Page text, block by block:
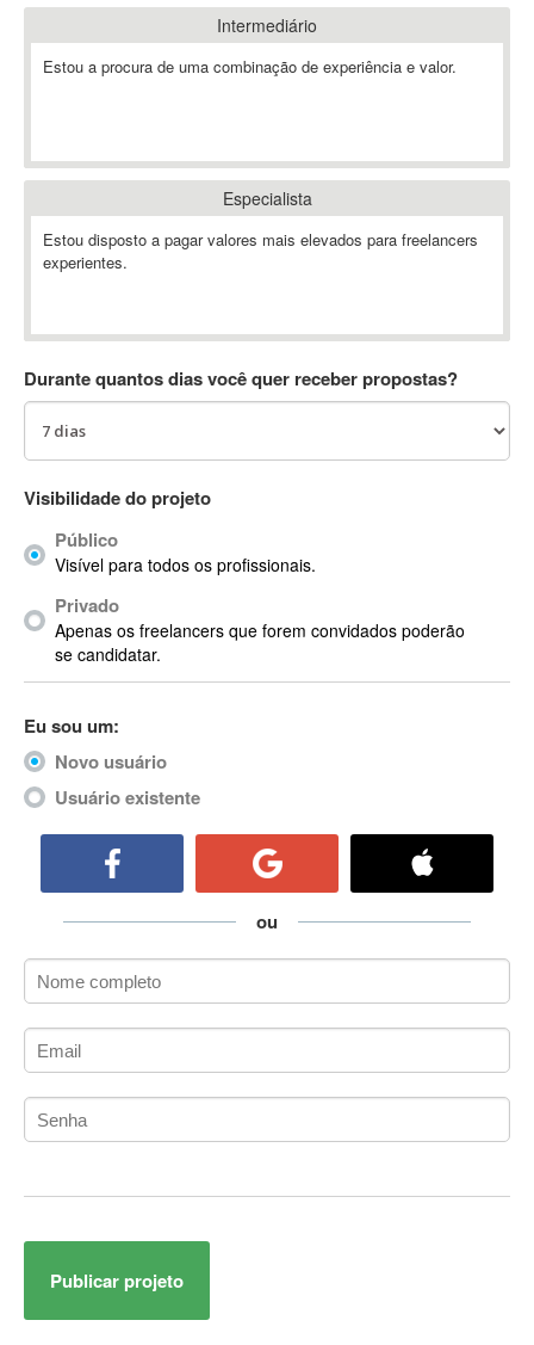
ABBYY FineReader
Ableton Live
Abstract
Abstract Window Toolkit (AWT)
AC Drives
ACARS
AccountMate
Acrobat
Acrobat X
Acronis
ACT
ActionScript
ActionScript 3
Active Directory
ActiveX Data Objects (ADO)
ADK
Administração Acadêmica
Administração de Artistas e Repertórios
Administração de Banco de Dados
Administração de Redes
Administrador de Sistemas
Adobe After Effects
Adobe AIR
Intermediário
Estou a procura de uma combinação de experiência e valor.
Especialista
Estou disposto a pagar valores mais elevados para freelancers
experientes.
Durante quantos dias você quer receber propostas?
Visibilidade do projeto
Público
Visível para todos os profissionais.
Privado
Apenas os freelancers que forem convidados poderão
se candidatar.
Eu sou um:
Novo usuário
Usuário existente
ou
Publicar projeto